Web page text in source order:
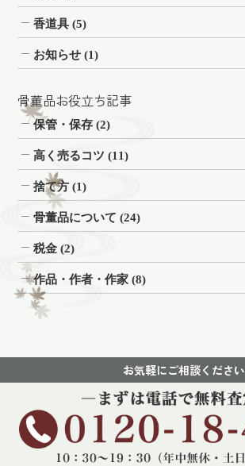
香道具(5)
お知らせ(1)
骨董品お役立ち記事
保管・保存(2)
高く売るコツ(11)
捨て方(1)
骨董品について(24)
税金(2)
作品・作者・作家(8)
お気軽にご相談ください